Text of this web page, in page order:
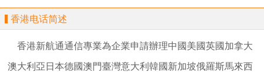
香港电话简述
香港新航通通信專業為企業申請辦理中國美國英國加拿大
澳大利亞日本德國澳門臺灣意大利韓國新加坡俄羅斯馬來西